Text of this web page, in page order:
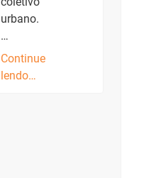
urbano.
…
Continue
lendo…